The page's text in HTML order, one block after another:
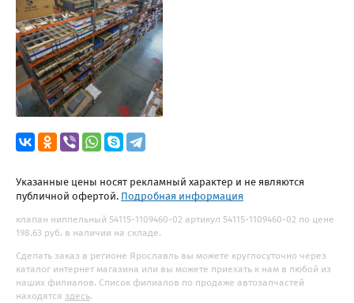
Указанные цены носят рекламный характер и не являются
публичной офертой. Подробная информация
клапан ниппельный 54115-1109460-02 артикул 54115-1109460-02 по цене
198.63 руб. в наличии на складе.
Сделать заказ в регионе Ярославль вы можете круглосуточно через
каталог интернет магазина или вы можете приехать к нам в любой из
наших филиалов. Список филиалов по продаже автозапчастей
находятся здесь.